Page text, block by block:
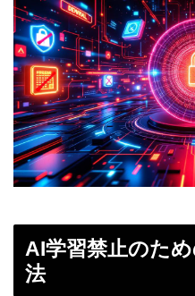
AI学習禁止のた
法